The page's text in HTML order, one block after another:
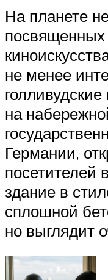
На планете
посвященных
не менее
на
Германии,
посетителей
здание в
сплошной
но выглядит